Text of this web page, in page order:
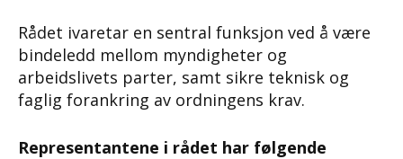
Rådet ivaretar en sentral funksjon ved å være
bindeledd mellom myndigheter og
arbeidslivets parter, samt sikre teknisk og
faglig forankring av ordningens krav.
Representantene i rådet har følgende